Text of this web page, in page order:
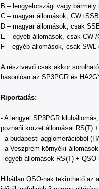
B – lengyelországi vagy
C – magyar állomások,
D – magyar állomások, csak
E – egyéb állomások, csak CW /
F – egyéb állomások, csak
A résztvevő csak akkor
hasonlóan az SP3PGR és
Riportadás:
- A lengyel SP3PGR
poznańi körzet állomásai RS(T)
- a budapesti agglomerációból
- a Veszprém környéki
- egyéb állomások RS(T) + QSO
Hibátlan QSO-nak tekinthető az